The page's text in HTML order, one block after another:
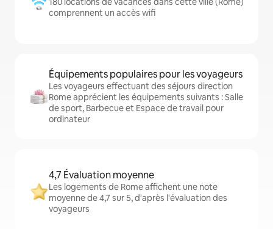
comprennent un accès wifi
Équipements populaires pour les voyageurs
Les voyageurs effectuant des séjours direction
Rome apprécient les équipements suivants : Salle
de sport, Barbecue et Espace de travail pour
ordinateur
4,7 Évaluation moyenne
Les logements de Rome affichent une note
moyenne de 4,7 sur 5, d'après l'évaluation des
voyageurs